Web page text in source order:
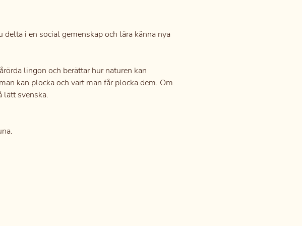
i en social gemenskap och lära känna nya
lingon och berättar hur naturen kan
kan plocka och vart man får plocka dem. Om
lätt svenska.